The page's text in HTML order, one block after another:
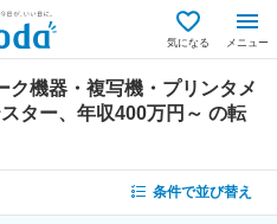
気になる メニュー
ク機器・複写機・プリンタメ
ター、年収400万円～ の転
条件で並び替え